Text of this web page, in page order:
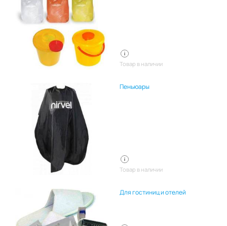
Товар в наличии
Пеньюары
Товар в наличии
Для гостиниц и отелей